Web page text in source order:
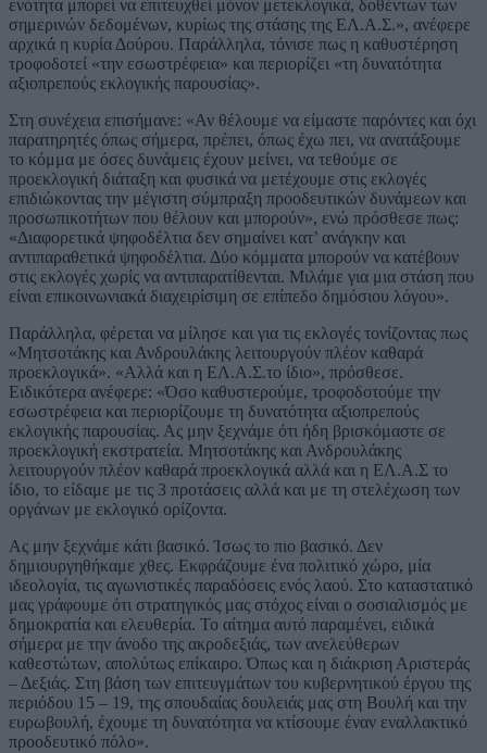
ενότητα μπορεί να επιτευχθεί μόνον μετεκλογικά, δοθέντων των
σημερινών δεδομένων, κυρίως της στάσης της ΕΛ.Α.Σ.», ανέφερε
αρχικά η κυρία Δούρου. Παράλληλα, τόνισε πως η καθυστέρηση
τροφοδοτεί «την εσωστρέφεια» και περιορίζει «τη δυνατότητα
αξιοπρεπούς εκλογικής παρουσίας».
Στη συνέχεια επισήμανε: «Αν θέλουμε να είμαστε παρόντες και όχι
παρατηρητές όπως σήμερα, πρέπει, όπως έχω πει, να ανατάξουμε
το κόμμα με όσες δυνάμεις έχουν μείνει, να τεθούμε σε
προεκλογική διάταξη και φυσικά να μετέχουμε στις εκλογές
επιδιώκοντας την μέγιστη σύμπραξη προοδευτικών δυνάμεων και
προσωπικοτήτων που θέλουν και μπορούν», ενώ πρόσθεσε πως:
«Διαφορετικά ψηφοδέλτια δεν σημαίνει κατ’ ανάγκην και
αντιπαραθετικά ψηφοδέλτια. Δύο κόμματα μπορούν να κατέβουν
στις εκλογές χωρίς να αντιπαρατίθενται. Μιλάμε για μια στάση που
είναι επικοινωνιακά διαχειρίσιμη σε επίπεδο δημόσιου λόγου».
Παράλληλα, φέρεται να μίλησε και για τις εκλογές τονίζοντας πως
«Μητσοτάκης και Ανδρουλάκης λειτουργούν πλέον καθαρά
προεκλογικά». «Αλλά και η ΕΛ.Α.Σ.το ίδιο», πρόσθεσε.
Ειδικότερα ανέφερε: «Όσο καθυστερούμε, τροφοδοτούμε την
εσωστρέφεια και περιορίζουμε τη δυνατότητα αξιοπρεπούς
εκλογικής παρουσίας. Ας μην ξεχνάμε ότι ήδη βρισκόμαστε σε
προεκλογική εκστρατεία. Μητσοτάκης και Ανδρουλάκης
λειτουργούν πλέον καθαρά προεκλογικά αλλά και η ΕΛ.Α.Σ το
ίδιο, το είδαμε με τις 3 προτάσεις αλλά και με τη στελέχωση των
οργάνων με εκλογικό ορίζοντα.
Ας μην ξεχνάμε κάτι βασικό. Ίσως το πιο βασικό. Δεν
δημιουργηθήκαμε χθες. Εκφράζουμε ένα πολιτικό χώρο, μία
ιδεολογία, τις αγωνιστικές παραδόσεις ενός λαού. Στο καταστατικό
μας γράφουμε ότι στρατηγικός μας στόχος είναι ο σοσιαλισμός με
δημοκρατία και ελευθερία. Το αίτημα αυτό παραμένει, ειδικά
σήμερα με την άνοδο της ακροδεξιάς, των ανελεύθερων
καθεστώτων, απολύτως επίκαιρο. Όπως και η διάκριση Αριστεράς
– Δεξιάς. Στη βάση των επιτευγμάτων του κυβερνητικού έργου της
περιόδου 15 – 19, της σπουδαίας δουλειάς μας στη Βουλή και την
ευρωβουλή, έχουμε τη δυνατότητα να κτίσουμε έναν εναλλακτικό
προοδευτικό πόλο».